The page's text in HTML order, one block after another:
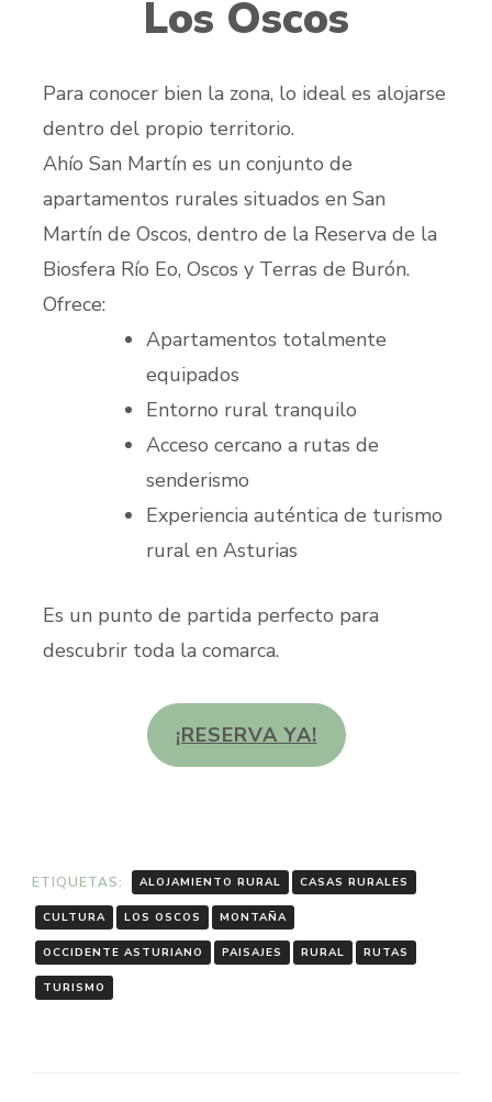
Los Oscos
Para conocer bien la zona, lo ideal es alojarse
dentro del propio territorio.
Ahío San Martín es un conjunto de
apartamentos rurales situados en San
Martín de Oscos, dentro de la Reserva de la
Biosfera Río Eo, Oscos y Terras de Burón.
Ofrece:
Apartamentos totalmente
equipados
Entorno rural tranquilo
Acceso cercano a rutas de
senderismo
Experiencia auténtica de turismo
rural en Asturias
Es un punto de partida perfecto para
descubrir toda la comarca.
¡RESERVA YA!
ETIQUETAS: ALOJAMIENTO RURAL CASAS RURALES
CULTURA LOS OSCOS MONTAÑA
OCCIDENTE ASTURIANO PAISAJES RURAL RUTAS
TURISMO